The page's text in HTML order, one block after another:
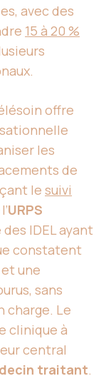
avec des
15 à 20 %
offre
les
de
le suivi
URPS
IDEL ayant
constatent
une
sans
charge. Le
clinique à
central
traitant.